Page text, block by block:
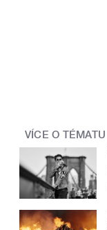
VÍCE O TÉMATU